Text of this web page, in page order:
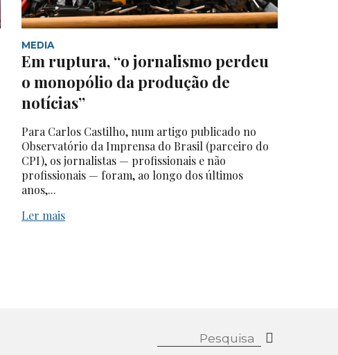
MEDIA
Em ruptura, “o jornalismo perdeu
o monopólio da produção de
notícias”
Para Carlos Castilho, num artigo publicado no
Observatório da Imprensa do Brasil (parceiro do
CPI), os jornalistas — profissionais e não
profissionais — foram, ao longo dos últimos
anos,...
Ler mais